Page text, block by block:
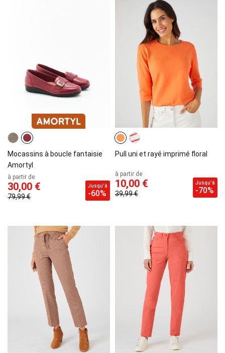
Mocassins à boucle fantaisie
Amortyl
à partir de
30,00 €
79,99 €
Jusqu'à
-60%
Pull uni et rayé imprimé floral
à partir de
10,00 €
39,99 €
Jusqu'à
-70%